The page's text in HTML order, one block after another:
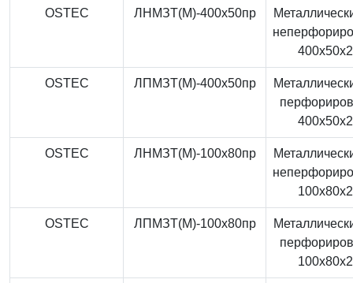
OSTEC ЛНМЗТ(М)-400x50пр
OSTEC ЛПМЗТ(М)-400x50пр
OSTEC ЛНМЗТ(М)-100x80пр
OSTEC ЛПМЗТ(М)-100x80пр